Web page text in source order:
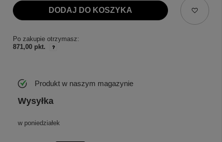
DODAJ DO KOSZYKA
Po zakupie otrzymasz:
871,00 pkt.
Produkt w naszym magazynie
Wysyłka
w poniedziałek